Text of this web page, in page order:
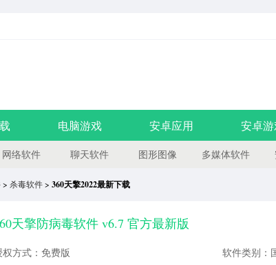
电脑游戏 安卓应用 安卓
网络软件 聊天软件 图形图像 多媒体软件
> 杀毒软件> 360天擎2022最新下载
天擎防病毒软件 v6.7 官方最新版
权方式：免费版
软件类别：